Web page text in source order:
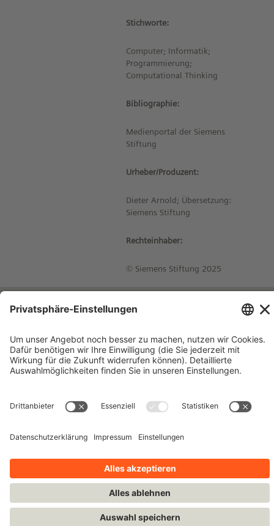
Stichworte:
Computer; Informatik;
Programmierung;
Computational Thinking
Bibliographie:
Medienportal der Siemens
Stiftung
Urheber/Produzent:
Dieter Arnold; Übersetzung:
Siemens Stiftung
Rechteinhaber:
© Siemens Stiftung 2025
Impressum
Kontakt
Datenschutzhinweise
Bleiben Sie auf dem Laufenden!